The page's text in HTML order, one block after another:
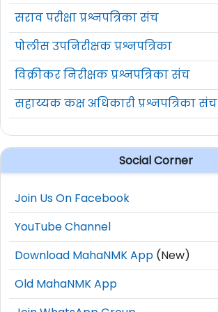
सराव परीक्षा प्रश्नपत्रिका संच
पोलीस उपनिरीक्षक प्रश्नपत्रिका
विक्रीकर निरीक्षक प्रश्नपत्रिका संच
सहाय्यक कक्ष अधिकारी प्रश्नपत्रिका संच
Social Corner
Join Us On Facebook
YouTube Channel
Download MahaNMK App (New)
Old MahaNMK App